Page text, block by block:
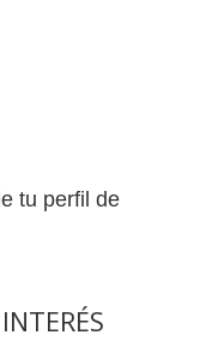
tu perfil de